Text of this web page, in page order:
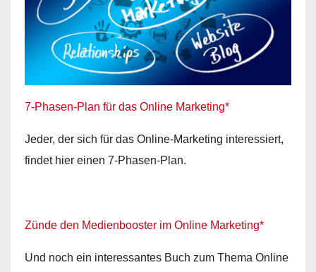
7-Phasen-Plan für das Online Marketing*
Jeder, der sich für das Online-Marketing interessiert,
findet hier einen 7-Phasen-Plan.
Zünde den Medienbooster im Online Marketing*
Und noch ein interessantes Buch zum Thema Online